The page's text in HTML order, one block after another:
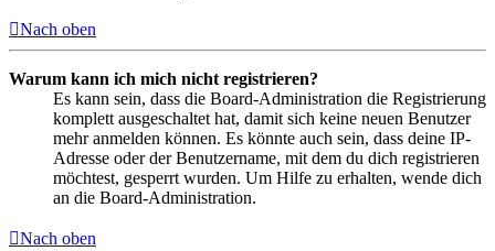
Nach oben
Warum kann ich mich nicht registrieren?
Es kann sein, dass die Board-Administration die Registrierung
komplett ausgeschaltet hat, damit sich keine neuen Benutzer
mehr anmelden können. Es könnte auch sein, dass deine IP-
Adresse oder der Benutzername, mit dem du dich registrieren
möchtest, gesperrt wurden. Um Hilfe zu erhalten, wende dich
an die Board-Administration.
Nach oben